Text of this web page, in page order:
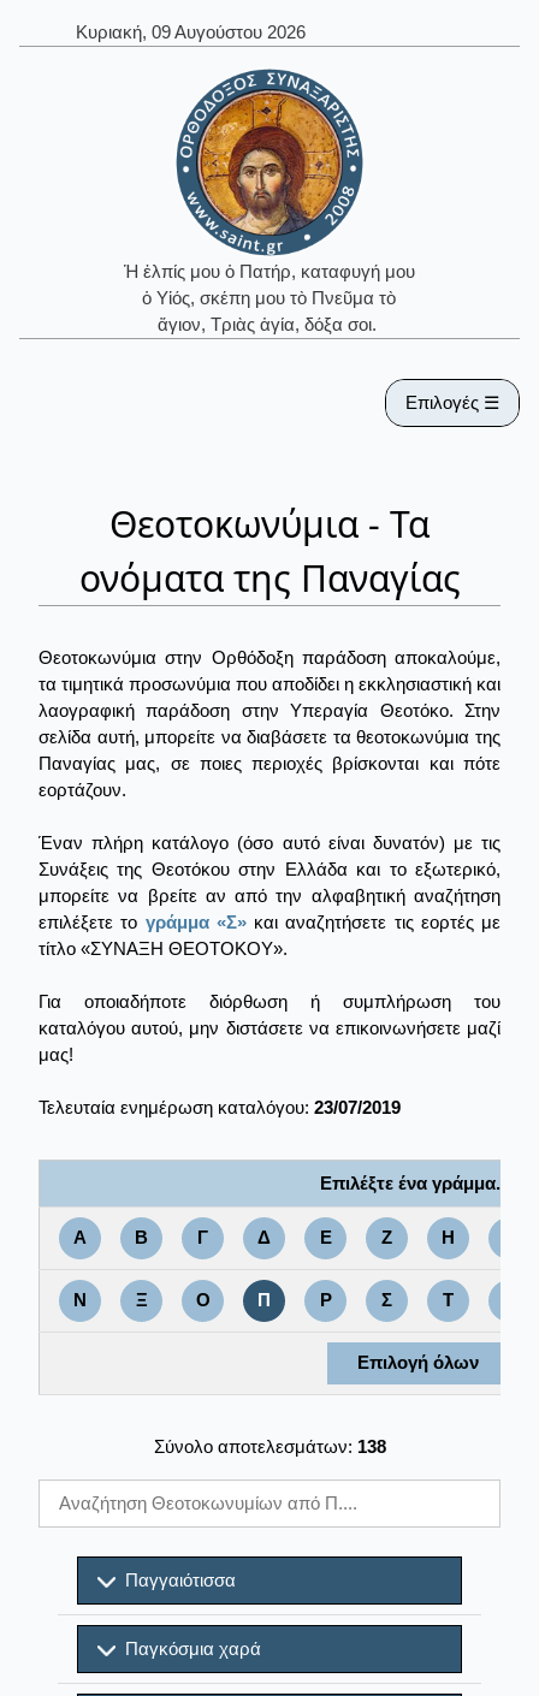
Κυριακή, 09 Αυγούστου 2026
Ἡ ἐλπίς μου ὁ Πατήρ, καταφυγή μου
ὁ Υἱός, σκέπη μου τὸ Πνεῦμα τὸ
ἅγιον, Τριὰς ἁγία, δόξα σοι.
Επιλογές ☰
Θεοτοκωνύμια - Τα
ονόματα της Παναγίας
Θεοτοκωνύμια στην Ορθόδοξη παράδοση αποκαλούμε,
τα τιμητικά προσωνύμια που αποδίδει η εκκλησιαστική και
λαογραφική παράδοση στην Υπεραγία Θεοτόκο. Στην
σελίδα αυτή, μπορείτε να διαβάσετε τα θεοτοκωνύμια της
Παναγίας μας, σε ποιες περιοχές βρίσκονται και πότε
εορτάζουν.
Έναν πλήρη κατάλογο (όσο αυτό είναι δυνατόν) με τις
Συνάξεις της Θεοτόκου στην Ελλάδα και το εξωτερικό,
μπορείτε να βρείτε αν από την αλφαβητική αναζήτηση
επιλέξετε το γράμμα «Σ»και αναζητήσετε τις εορτές με
τίτλο «ΣΥΝΑΞΗ ΘΕΟΤΟΚΟΥ».
Για οποιαδήποτε διόρθωση ή συμπλήρωση του
καταλόγου αυτού, μην διστάσετε να επικοινωνήσετε μαζί
μας!
Τελευταία ενημέρωση καταλόγου: 23/07/2019
Επιλέξτε ένα γράμμα....
Α Β Γ Δ Ε Ζ Η
Ν Ξ Ο Π Ρ Σ Τ
Επιλογή όλων
Σύνολο αποτελεσμάτων: 138
Παγγαιότισσα
Παγκόσμια χαρά